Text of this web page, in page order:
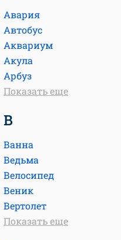
Авария
Автобус
Аквариум
Акула
Арбуз
Показать еще
В
Ванна
Ведьма
Велосипед
Веник
Вертолет
Показать еще